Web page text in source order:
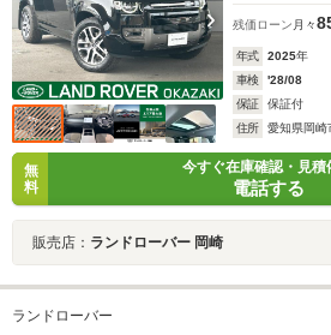
残価ローン 月々
年式 2025年
車検
'28/08
保証
保証付
住所
愛知県岡崎
無
料
今すぐ在庫確認・見積
電話する
販売店： ランドローバー 岡崎
ランドローバー